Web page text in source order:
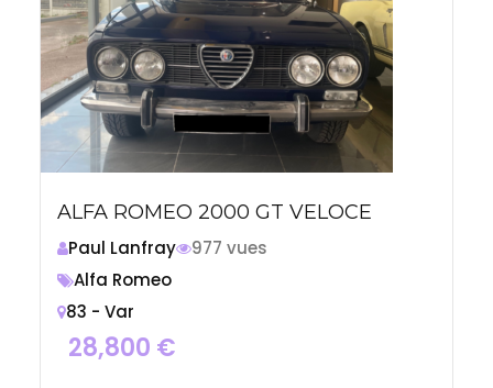
ALFA ROMEO 2000 GT VELOCE
Paul Lanfray
977 vues
Alfa Romeo
83 - Var
28,800 €